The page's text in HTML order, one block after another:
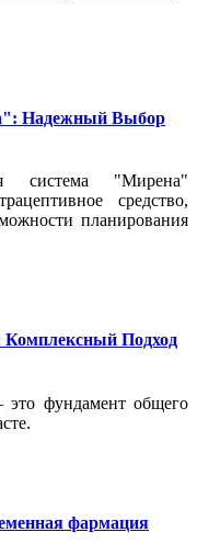
Надежный Выбор
система "Мирена"
средство,
планирования
Подход
это фундамент общего
фармация